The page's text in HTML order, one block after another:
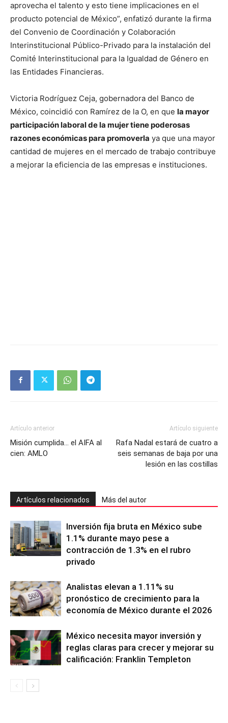
aprovecha el talento y esto tiene implicaciones en el
producto potencial de México”, enfatizó durante la firma
del Convenio de Coordinación y Colaboración
Interinstitucional Público-Privado para la instalación del
Comité Interinstitucional para la Igualdad de Género en
las Entidades Financieras.
Victoria Rodríguez Ceja, gobernadora del Banco de
México, coincidió con Ramírez de la O, en que la mayor
participación laboral de la mujer tiene poderosas
razones económicas para promoverla ya que una mayor
cantidad de mujeres en el mercado de trabajo contribuye
a mejorar la eficiencia de las empresas e instituciones.
Artículo anterior
Misión cumplida… el AIFA al
cien: AMLO
Artículo siguiente
Rafa Nadal estará de cuatro a
seis semanas de baja por una
lesión en las costillas
Artículos relacionados Más del autor
Inversión fija bruta en México sube
1.1% durante mayo pese a
contracción de 1.3% en el rubro
privado
Analistas elevan a 1.11% su
pronóstico de crecimiento para la
economía de México durante el 2026
México necesita mayor inversión y
reglas claras para crecer y mejorar su
calificación: Franklin Templeton